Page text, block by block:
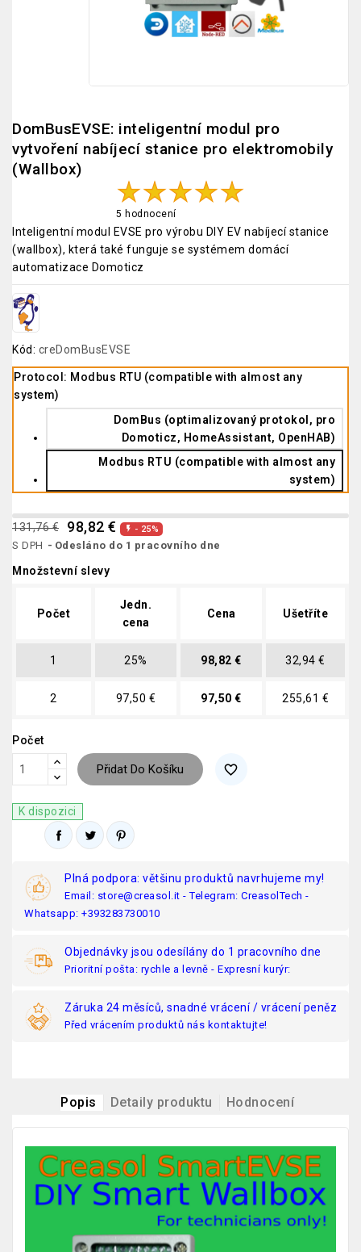
DomBusEVSE: inteligentní modul pro
vytvoření nabíjecí stanice pro elektromobily
(Wallbox)
5 hodnocení
Inteligentní modul EVSE pro výrobu DIY EV nabíjecí stanice
(wallbox), která také funguje se systémem domácí
automatizace Domoticz
Kód: creDomBusEVSE
Protocol: Modbus RTU (compatible with almost any
system)
DomBus (optimalizovaný protokol, pro
Domoticz, HomeAssistant, OpenHAB)
Modbus RTU (compatible with almost any
system)
131,76 € 98,82 €  - 25%
S DPH Odesláno do 1 pracovního dne
Množstevní slevy
Počet
Jedn.
cena
Cena Ušetříte
1 25% 98,82 € 32,94 €
2 97,50 € 97,50 € 255,61 €
Počet
Přidat Do Košíku favorite_border
K dispozici
Plná podpora: většinu produktů navrhujeme my!
Email: store@creasol.it - Telegram: CreasolTech -
Whatsapp: +393283730010
Objednávky jsou odesílány do 1 pracovního dne
Prioritní pošta: rychle a levně - Expresní kurýr:
Záruka 24 měsíců, snadné vrácení / vrácení peněz
Před vrácením produktů nás kontaktujte!
Popis Detaily produktu Hodnocení